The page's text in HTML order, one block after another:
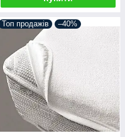
Топ продажів –40%